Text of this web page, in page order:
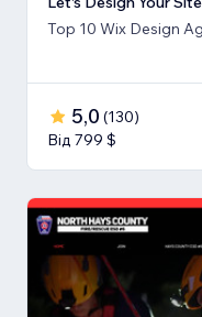
Top 10 Wix Design
5,0 (130)
Від 799 $